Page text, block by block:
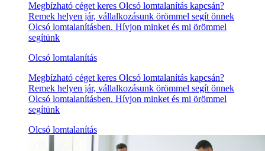
Megbízható céget keres Olcsó lomtalanítás kapcsán?
Remek helyen jár, vállalkozásunk örömmel segít önnek
Olcsó lomtalanításben. Hívjon minket és mi örömmel
segítünk
Olcsó lomtalanítás
Megbízható céget keres Olcsó lomtalanítás kapcsán?
Remek helyen jár, vállalkozásunk örömmel segít önnek
Olcsó lomtalanításben. Hívjon minket és mi örömmel
segítünk
Olcsó lomtalanítás